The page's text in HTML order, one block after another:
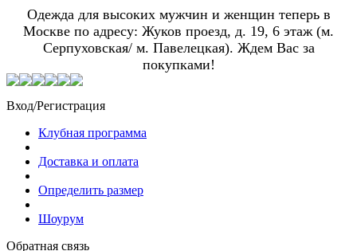
Одежда для высоких мужчин и женщин теперь в
Москве по адресу: Жуков проезд, д. 19, 6 этаж (м.
Серпуховская/ м. Павелецкая). Ждем Вас за
покупками!
Вход/Регистрация
Клубная программа
Доставка и оплата
Определить размер
Шоурум
Обратная связь